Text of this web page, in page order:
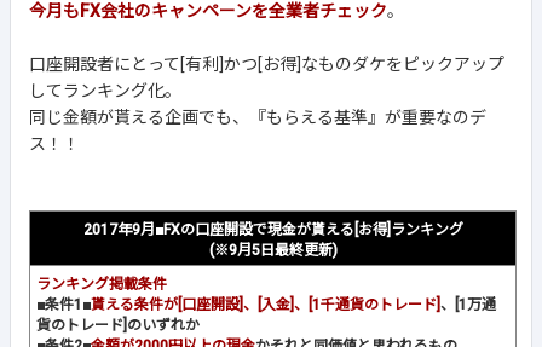
今月もFX会社のキャンペーンを全業者チェック。
口座開設者にとって[有利]かつ[お得]なものダケをピックアップ
してランキング化。
同じ金額が貰える企画でも、
『もらえる基準』が重要なのデ
ス！！
2017年9月■FXの口座開設で現金が貰える[お得]ランキング
(※9月5日最終更新)
ランキング掲載条件
■条件1■貰える条件が[口座開設]、[入金]、[1千通貨のトレード] 、[1万通
貨のトレード]のいずれか